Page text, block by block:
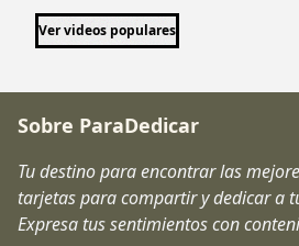
Ver videos populares
Sobre ParaDedicar
Tu destino para encontrar las
tarjetas para compartir y dedicar a
Expresa tus sentimientos con